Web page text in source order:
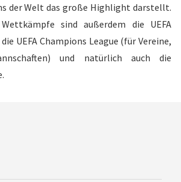
der Welt das große Highlight darstellt.
sind außerdem die UEFA
UEFA Champions League (für Vereine,
und natürlich auch die